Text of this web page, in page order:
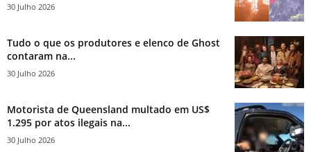
30 Julho 2026
Tudo o que os produtores e elenco de Ghost
contaram na...
30 Julho 2026
Motorista de Queensland multado em US$
1.295 por atos ilegais na...
30 Julho 2026